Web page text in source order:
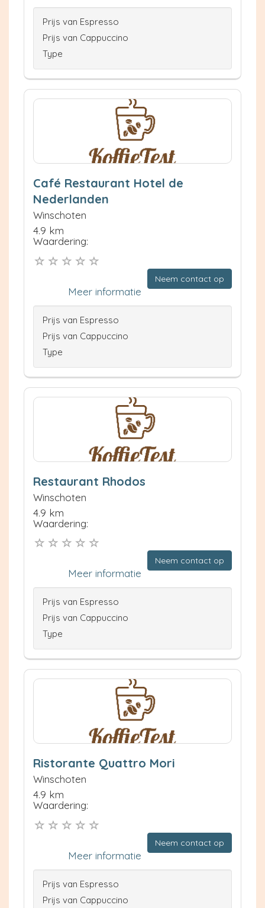
Prijs van Espresso
Prijs van Cappuccino
Type
Café Restaurant Hotel de
Nederlanden
Winschoten
4.9 km
Waardering:
Neem contact op
Meer informatie
Prijs van Espresso
Prijs van Cappuccino
Type
Restaurant Rhodos
Winschoten
4.9 km
Waardering:
Neem contact op
Meer informatie
Prijs van Espresso
Prijs van Cappuccino
Type
Ristorante Quattro Mori
Winschoten
4.9 km
Waardering:
Neem contact op
Meer informatie
Prijs van Espresso
Prijs van Cappuccino